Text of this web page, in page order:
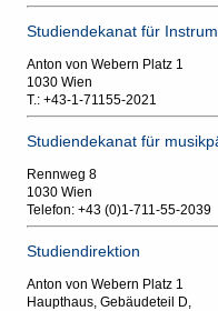
Studiendekanat für
Anton von Webern Platz 1
1030 Wien
T.: +43-1-71155-2021
Studiendekanat für
Rennweg 8
1030 Wien
Telefon: +43 (0)1-711-55-2039
Studiendirektion
Anton von Webern Platz 1
Haupthaus, Gebäudeteil D,